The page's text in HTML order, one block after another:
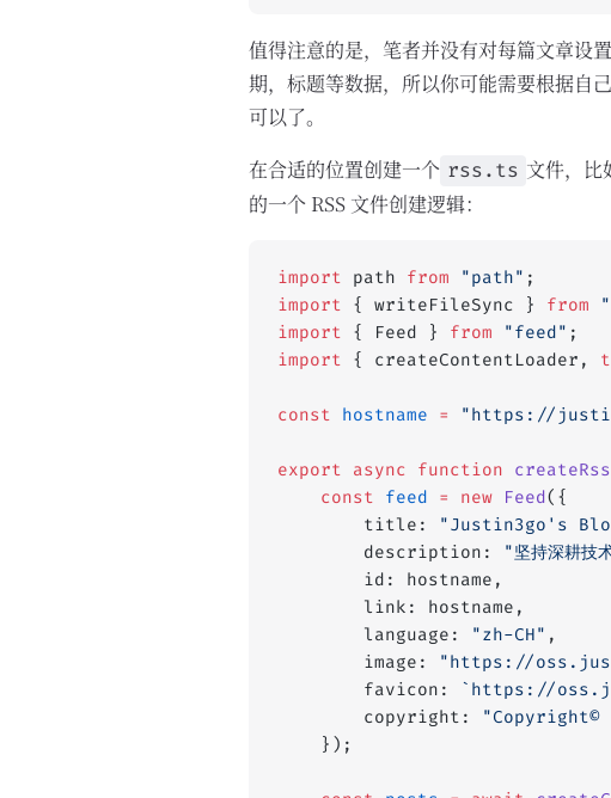
值得注意的是，笔者并没有对每篇文章设
期，标题等数据，所以你可能需要根据自
可以了。
在合适的位置创建一个 rss.ts 文件，比
的一个 RSS 文件创建逻辑：
import path from "path" ;
import { writeFileSync } from
import { Feed } from "feed" ;
import { createContentLoader,
const hostname = "https://
export async function
	const
feed = new Feed({
		title:
"Justin3go's
		description:
"坚持深耕
		id: hostname,
		link: hostname,
		language:
"zh-CH" ,
		image:
"https://
		favicon:
`https://
		copyright:
"Copyright©
	});